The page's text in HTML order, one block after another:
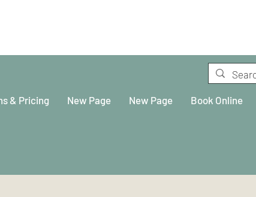
& Pricing New Page New Page Book Online